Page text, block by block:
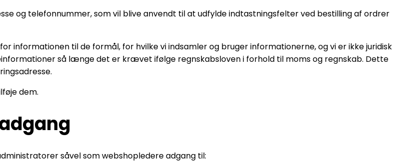
og telefonnummer, som vil blive anvendt til at udfylde indtastningsfelter ved bestilling af ordrer
informationen til de formål, for hvilke vi indsamler og bruger informationerne, og vi er ikke juridisk
så længe det er krævet ifølge regnskabsloven i forhold til moms og regnskab. Dette
dem.
såvel som webshopledere adgang til: